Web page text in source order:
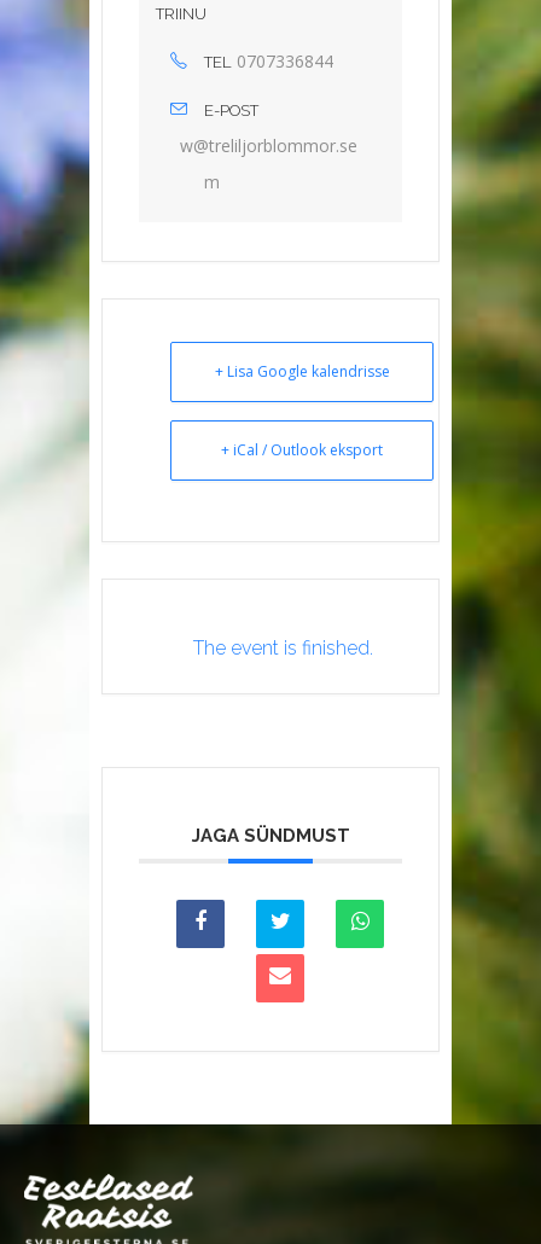
TRIINU
TEL 0707336844
E-POST
es.ro
mmolb
rojli
lert@
w
m
+ Lisa Google kalendrisse
+ iCal / Outlook eksport
The event is finished.
JAGA SÜNDMUST